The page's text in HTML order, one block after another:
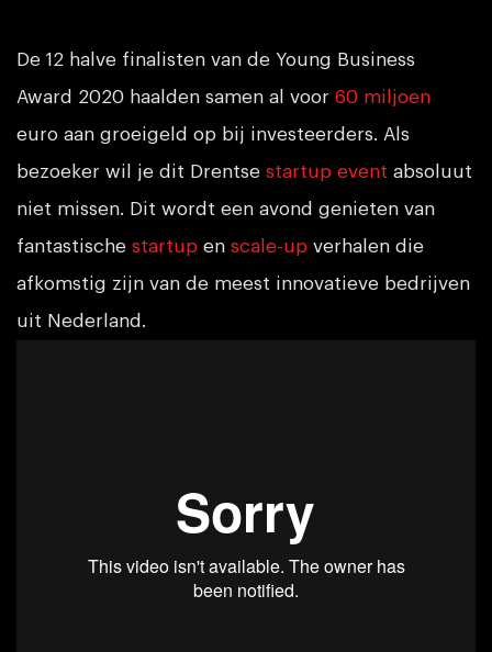
De 12 halve finalisten van de Young Business
Award 2020 haalden samen al voor 60 miljoen
euro aan groeigeld op bij investeerders. Als
bezoeker wil je dit Drentse startup event absoluut
niet missen. Dit wordt een avond genieten van
fantastische startup en scale-up verhalen die
afkomstig zijn van de meest innovatieve bedrijven
uit Nederland.